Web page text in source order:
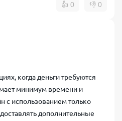
👍 0 👎 0
когда деньги требуются
минимум времени и
с использованием только
дополнительные